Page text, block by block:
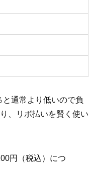
通常より低いので負
、リボ払いを賢く使い
円（税込）につ